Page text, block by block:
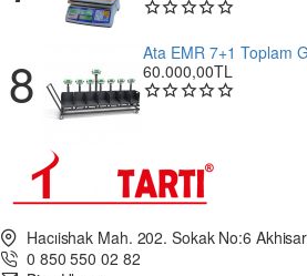
Ata EMR 7+1 Toplam
60.000,00TL
Hacıishak Mah. 202. Sokak No:6
0 850 550 02 82